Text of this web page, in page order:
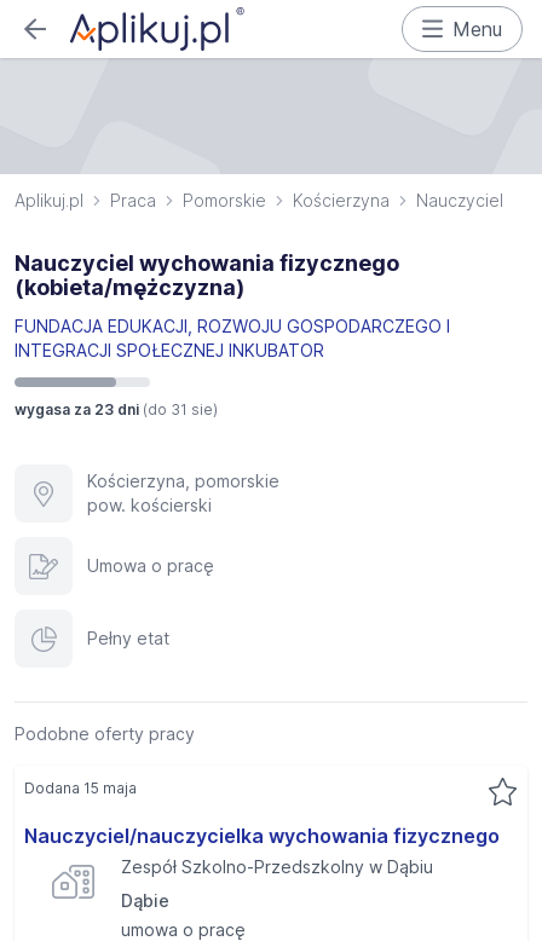
Menu
Aplikuj.pl Praca Pomorskie Kościerzyna Nauczyciel
Nauczyciel wychowania fizycznego
(kobieta/mężczyzna)
FUNDACJA EDUKACJI, ROZWOJU GOSPODARCZEGO I
INTEGRACJI SPOŁECZNEJ INKUBATOR
wygasa za 23 dni (do 31 sie)
Kościerzyna, pomorskie
pow. kościerski
Umowa o pracę
Pełny etat
Podobne oferty pracy
Nauczyciel/nauczycielka wychowania fizycznego
Zespół Szkolno-Przedszkolny w Dąbiu
Dąbie
umowa o pracę
Dodana 15 maja